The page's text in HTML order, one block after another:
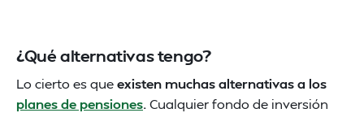
¿Qué alternativas tengo?
Lo cierto es queexisten muchas alternativas a los
planes de pensiones. Cualquier fondo de inversión